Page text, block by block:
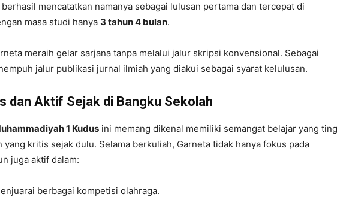
berhasil mencatatkan namanya sebagai lulusan pertama dan tercepat di
masa studi hanya 3 tahun 4 bulan.
meraih gelar sarjana tanpa melalui jalur skripsi konvensional. Sebagai
jalur publikasi jurnal ilmiah yang diakui sebagai syarat kelulusan.
dan Aktif Sejak di Bangku Sekolah
1 Kudus ini memang dikenal memiliki semangat belajar yang
yang kritis sejak dulu. Selama berkuliah, Garneta tidak hanya fokus pada
juga aktif dalam:
berbagai kompetisi olahraga.